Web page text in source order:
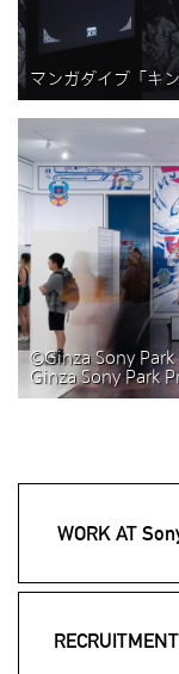
マンガダイブ「キ
©Ginza Sony
Ginza Sony Park
WORK AT